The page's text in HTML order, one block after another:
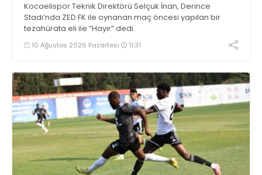
Kocaelispor Teknik Direktörü Selçuk İnan, Derince
Stadı’nda ZED FK ile oynanan maç öncesi yapılan bir
tezahürata eli ile “Hayır” dedi.
10 Ağustos 2026 Pazartesi 11:31